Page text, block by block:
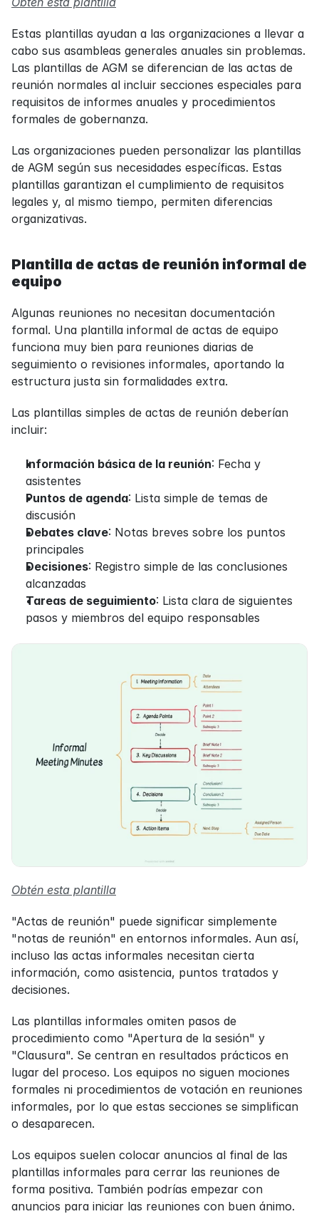
Estas plantillas ayudan a las organizaciones a llevar a
cabo sus asambleas generales anuales sin problemas.
Las plantillas de AGM se diferencian de las actas de
reunión normales al incluir secciones especiales para
requisitos de informes anuales y procedimientos
formales de gobernanza.
Las organizaciones pueden personalizar las plantillas
de AGM según sus necesidades específicas. Estas
plantillas garantizan el cumplimiento de requisitos
legales y, al mismo tiempo, permiten diferencias
organizativas.
Plantilla de actas de reunión informal de
equipo
Algunas reuniones no necesitan documentación
formal. Una plantilla informal de actas de equipo
funciona muy bien para reuniones diarias de
seguimiento o revisiones informales, aportando la
estructura justa sin formalidades extra.
Las plantillas simples de actas de reunión deberían
incluir:
Información básica de la reunión: Fecha y
asistentes
Puntos de agenda: Lista simple de temas de
discusión
Debates clave: Notas breves sobre los puntos
principales
Decisiones: Registro simple de las conclusiones
alcanzadas
Tareas de seguimiento: Lista clara de siguientes
pasos y miembros del equipo responsables
Obtén esta plantilla
"Actas de reunión" puede significar simplemente
"notas de reunión" en entornos informales. Aun así,
incluso las actas informales necesitan cierta
información, como asistencia, puntos tratados y
decisiones.
Las plantillas informales omiten pasos de
procedimiento como "Apertura de la sesión" y
"Clausura". Se centran en resultados prácticos en
lugar del proceso. Los equipos no siguen mociones
formales ni procedimientos de votación en reuniones
informales, por lo que estas secciones se simplifican
o desaparecen.
Los equipos suelen colocar anuncios al final de las
plantillas informales para cerrar las reuniones de
forma positiva. También podrías empezar con
anuncios para iniciar las reuniones con buen ánimo.